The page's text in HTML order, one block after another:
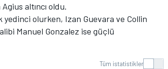
altıncı oldu.
yedinci olurken, Izan Guevara ve Collin
Manuel Gonzalez ise güçlü
Tüm istatistikler